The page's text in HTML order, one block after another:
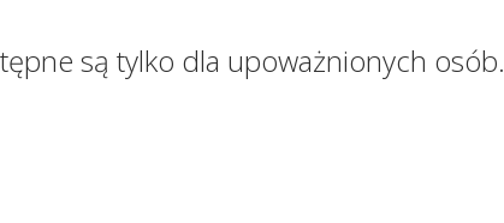
są tylko dla upoważnionych osób.